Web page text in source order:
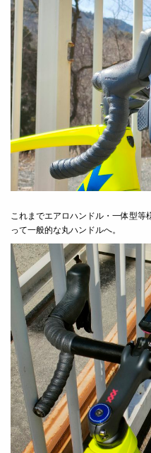
これまでエアロハンドル・一体型
って一般的な丸ハンドルへ。